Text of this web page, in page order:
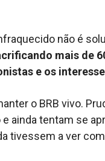
não é
mais de
e os
o BRB vivo.
ainda tentam se
tivessem a ver